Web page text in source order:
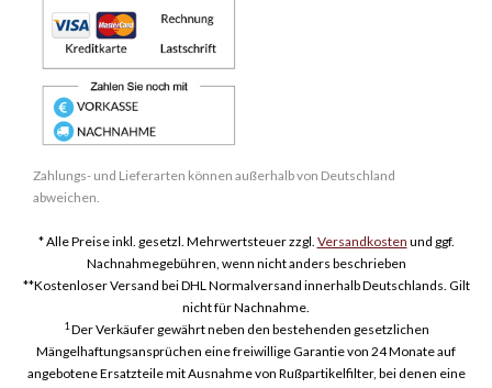
Zahlungs- und Lieferarten können außerhalb von Deutschland
abweichen.
* Alle Preise inkl. gesetzl. Mehrwertsteuer zzgl. Versandkosten und ggf.
Nachnahmegebühren, wenn nicht anders beschrieben
**Kostenloser Versand bei DHL Normalversand innerhalb Deutschlands. Gilt
nicht für Nachnahme.
1Der Verkäufer gewährt neben den bestehenden gesetzlichen
Mängelhaftungsansprüchen eine freiwillige Garantie von 24 Monate auf
angebotene Ersatzteile mit Ausnahme von Rußpartikelfilter, bei denen eine